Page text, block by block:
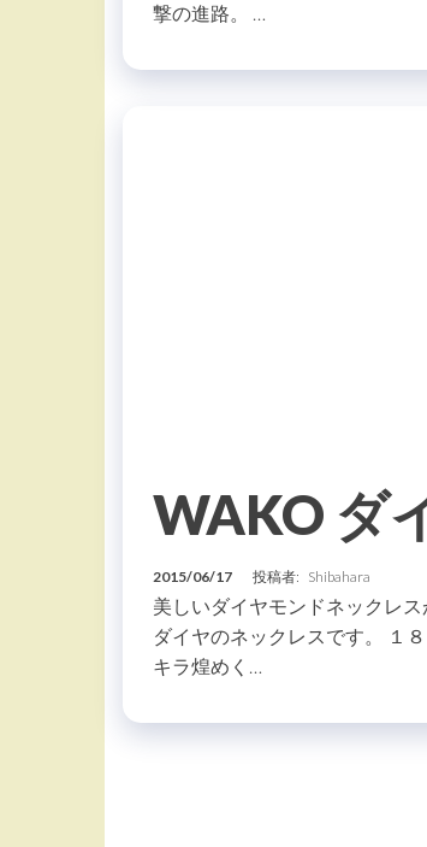
撃の進路。 …
WAKO ダ
2015/06/17 投稿者: Shibahara
美しいダイヤモンドネックレ
ダイヤのネックレスです。 １
キラ煌めく…